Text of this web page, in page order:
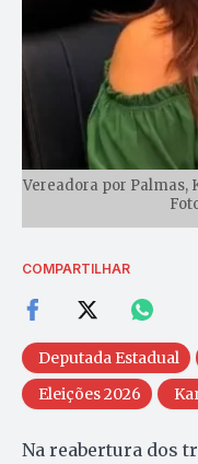
Vereadora por Palmas,
COMPARTILHAR
Deputada Estadual
Eleições 2026
Na reabertura dos